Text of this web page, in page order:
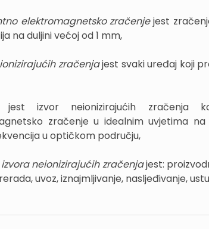
elektromagnetsko zračenjejest
na duljini većoj od 1 mm,
zračenjajest svaki uređaj koji
izvor neionizirajućih zračenja
zračenje u idealnim uvjetima
u optičkom području,
neionizirajućih zračenjajest:
uvoz, iznajmljivanje, nasljeđivanje,